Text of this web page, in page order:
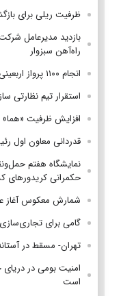
ظرفیت ریلی برای
بازدید مدیرعامل
راه‌آهن سبزوار
انجام ۱۱۰۰ پرواز اربعینی و جابه‌جایی ۱۴۱ هزار زائر تا ۱۲ مرداد
استقرار تیم‌ نظارتی
افزایش ظرفیت «هما» به ۳۸ هزار صندلی در
قدردانی معاون اول
نمایشگاه هفتم
حکمرانی کریدورهای
شمارش معکوس آغاز
گامی برای
تهران- مسقط در
امنیت بومی در
است